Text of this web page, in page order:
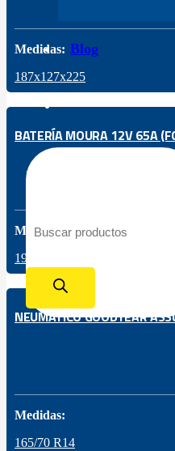
Blog
Búsqueda de productos
Medidas:
187x127x225
BATERÍA MOURA 12V 65A
Medidas:
197x130x230
NEUMÁTICO GOODYEAR
Medidas:
165/70 R14